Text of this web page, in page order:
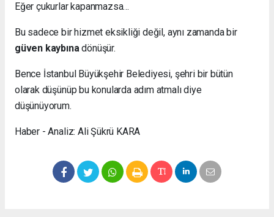
Eğer çukurlar kapanmazsa…
Bu sadece bir hizmet eksikliği değil, aynı zamanda bir
güven kaybınadönüşür.
Bence İstanbul Büyükşehir Belediyesi, şehri bir bütün
olarak düşünüp bu konularda adım atmalı diye
düşünüyorum.
Haber - Analiz: Ali Şükrü KARA